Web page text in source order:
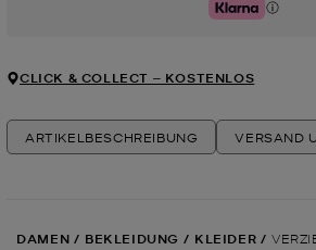
Klarna
CLICK & COLLECT ‒ KOSTENLOS
ARTIKELBESCHREIBUNG VERSAND
DAMEN / BEKLEIDUNG / KLEIDER /